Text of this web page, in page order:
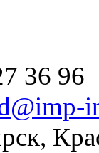
36 96